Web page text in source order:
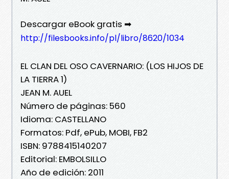
Descargar eBook gratis ➡
http://filesbooks.info/pl/libro/8620/1034
EL CLAN DEL OSO CAVERNARIO: (LOS HIJOS DE
LA TIERRA 1)
JEAN M. AUEL
Número de páginas: 560
Idioma: CASTELLANO
Formatos: Pdf, ePub, MOBI, FB2
ISBN: 9788415140207
Editorial: EMBOLSILLO
Año de edición: 2011